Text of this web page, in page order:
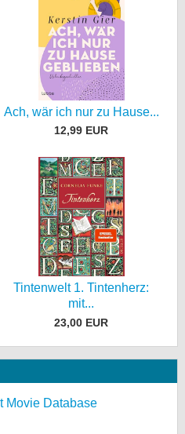
Ach, wär ich nur zu Hause...
12,99 EUR
Tintenwelt 1. Tintenherz:
mit...
23,00 EUR
Movie Database